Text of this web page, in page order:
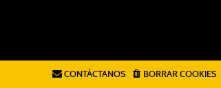
BORRAR COOKIES
CONTÁCTANOS